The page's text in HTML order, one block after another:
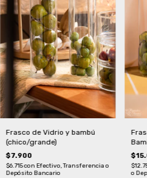
Frasco de Vidrio y bambú
(chico/grande)
$7.900
$6.715con Efectivo, Transferencia o
Depósito Bancario
o